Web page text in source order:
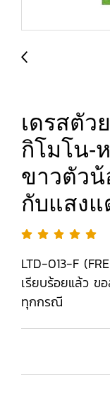
เดรสตัว
กิโมโน-
ขาวตัวน้
กับแสงแ
LTD-013-F
เรียบร้อยแล้ว ข
ทุกกรณี